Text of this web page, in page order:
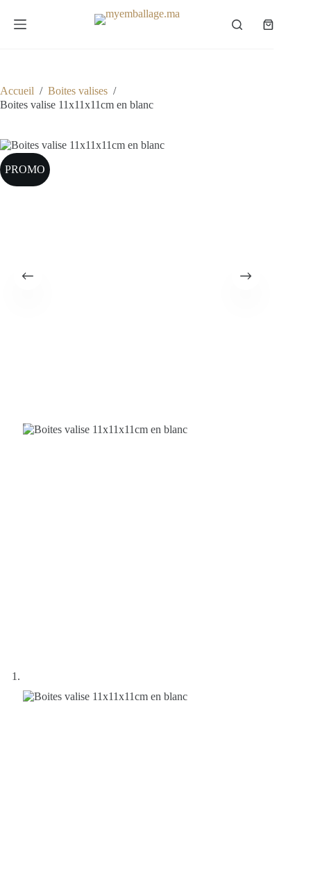
contenu
Panier
Accueil / Boites valises /
Boites valise 11x11x11cm en blanc
PROMO